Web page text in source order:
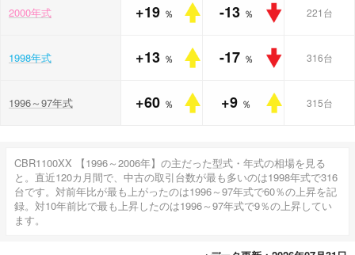
2000年式 +19 ％ -13 ％ 221台
1998年式 +13 ％ -17 ％ 316台
1996～97年式 +60 ％ +9 ％ 315台
CBR1100XX 【1996～2006年】の主だった型式・年式の相場を見る
と。直近120カ月間で、中古の取引台数が最も多いのは1998年式で316
台です。対前年比が最も上がったのは1996～97年式で60％の上昇を記
録。対10年前比で最も上昇したのは1996～97年式で9％の上昇してい
ます。